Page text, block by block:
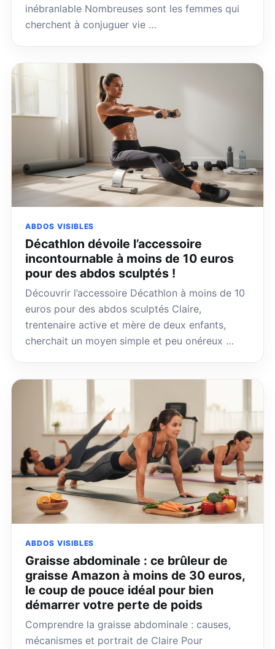
inébranlable Nombreuses sont les femmes qui
cherchent à conjuguer vie …
ABDOS VISIBLES
Décathlon dévoile l’accessoire
incontournable à moins de 10 euros
pour des abdos sculptés !
Découvrir l’accessoire Décathlon à moins de 10
euros pour des abdos sculptés Claire,
trentenaire active et mère de deux enfants,
cherchait un moyen simple et peu onéreux …
ABDOS VISIBLES
Graisse abdominale : ce brûleur de
graisse Amazon à moins de 30 euros,
le coup de pouce idéal pour bien
démarrer votre perte de poids
Comprendre la graisse abdominale : causes,
mécanismes et portrait de Claire Pour